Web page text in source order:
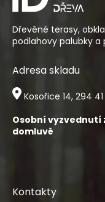
Dřevěné terasy,
podlahovy palubky a
Adresa skladu
Kosořice 14, 294
Osobní vyzvednutí
domluvě
Kontakty